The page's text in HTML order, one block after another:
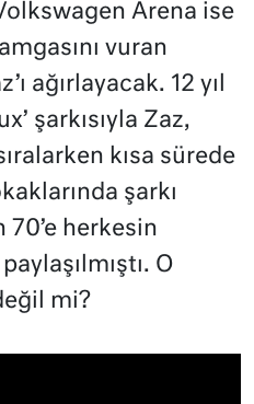
Arena ise
vuran
ağırlayacak. 12 yıl
şarkısıyla Zaz,
kısa sürede
şarkı
70’e herkesin
O
mi?